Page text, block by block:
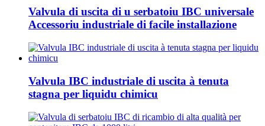
Valvula di uscita di u serbatoiu IBC universale
Accessoriu industriale di facile installazione
Valvula IBC industriale di uscita à tenuta
stagna per liquidu chimicu